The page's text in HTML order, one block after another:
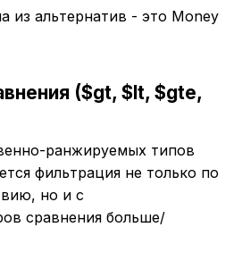
из альтернатив - это Money
($gt, $lt, $gte,
ранжируемых типов
фильтрация не только по
но и с
сравнения больше/